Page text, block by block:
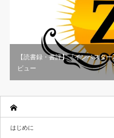
【読書録・書評】『インベスタ
ビュー
はじめに